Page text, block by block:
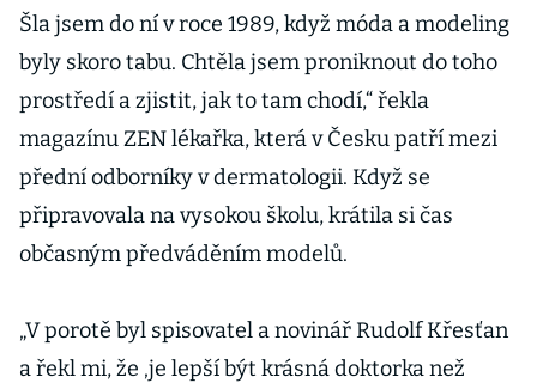
Šla jsem do ní v roce 1989, když móda a modeling
byly skoro tabu. Chtěla jsem proniknout do toho
prostředí a zjistit, jak to tam chodí,“ řekla
magazínu ZEN lékařka, která v Česku patří mezi
přední odborníky v dermatologii. Když se
připravovala na vysokou školu, krátila si čas
občasným předváděním modelů.
„V porotě byl spisovatel a novinář Rudolf Křesťan
a řekl mi, že ‚je lepší být krásná doktorka než